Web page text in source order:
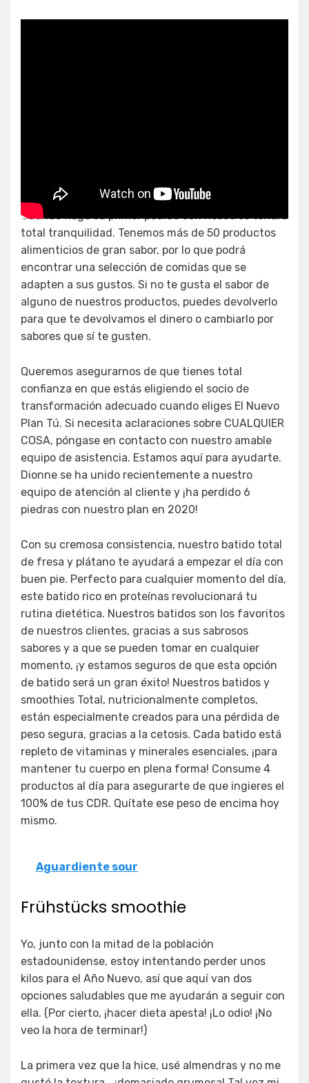
Cuando haga su primer pedido con nosotros tendrá
total tranquilidad. Tenemos más de 50 productos
alimenticios de gran sabor, por lo que podrá
encontrar una selección de comidas que se
adapten a sus gustos. Si no te gusta el sabor de
alguno de nuestros productos, puedes devolverlo
para que te devolvamos el dinero o cambiarlo por
sabores que sí te gusten.
Queremos asegurarnos de que tienes total
confianza en que estás eligiendo el socio de
transformación adecuado cuando eliges El Nuevo
Plan Tú. Si necesita aclaraciones sobre CUALQUIER
COSA, póngase en contacto con nuestro amable
equipo de asistencia. Estamos aquí para ayudarte.
Dionne se ha unido recientemente a nuestro
equipo de atención al cliente y ¡ha perdido 6
piedras con nuestro plan en 2020!
Con su cremosa consistencia, nuestro batido total
de fresa y plátano te ayudará a empezar el día con
buen pie. Perfecto para cualquier momento del día,
este batido rico en proteínas revolucionará tu
rutina dietética. Nuestros batidos son los favoritos
de nuestros clientes, gracias a sus sabrosos
sabores y a que se pueden tomar en cualquier
momento, ¡y estamos seguros de que esta opción
de batido será un gran éxito! Nuestros batidos y
smoothies Total, nutricionalmente completos,
están especialmente creados para una pérdida de
peso segura, gracias a la cetosis. Cada batido está
repleto de vitaminas y minerales esenciales, ¡para
mantener tu cuerpo en plena forma! Consume 4
productos al día para asegurarte de que ingieres el
100% de tus CDR. Quítate ese peso de encima hoy
mismo.
Aguardiente sour
Frühstücks smoothie
Yo, junto con la mitad de la población
estadounidense, estoy intentando perder unos
kilos para el Año Nuevo, así que aquí van dos
opciones saludables que me ayudarán a seguir con
ella. (Por cierto, ¡hacer dieta apesta! ¡Lo odio! ¡No
veo la hora de terminar!)
La primera vez que la hice, usé almendras y no me